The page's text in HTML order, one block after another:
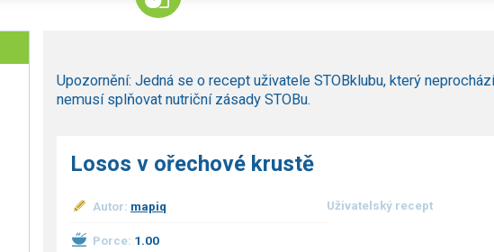
Upozornění: Jedná se o recept uživatele STOBklubu, který
nemusí splňovat nutriční zásady STOBu.
Losos v ořechové krustě
Autor: mapiq Uživatelský recept
Porce: 1.00